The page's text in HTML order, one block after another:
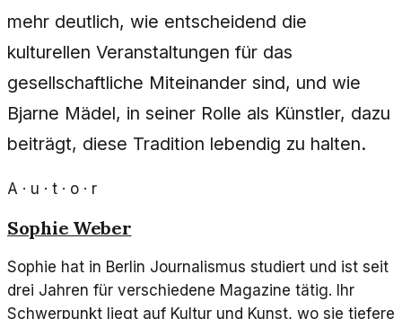
mehr deutlich, wie entscheidend die
kulturellen Veranstaltungen für das
gesellschaftliche Miteinander sind, und wie
Bjarne Mädel, in seiner Rolle als Künstler, dazu
beiträgt, diese Tradition lebendig zu halten.
A · u · t · o · r
Sophie Weber
Sophie hat in Berlin Journalismus studiert und ist seit
drei Jahren für verschiedene Magazine tätig. Ihr
Schwerpunkt liegt auf Kultur und Kunst, wo sie tiefere